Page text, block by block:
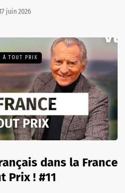
juin 2026
À TOUT PRIX
dans la France
Prix ! #11